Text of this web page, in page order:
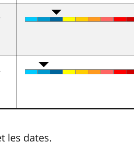
les dates.